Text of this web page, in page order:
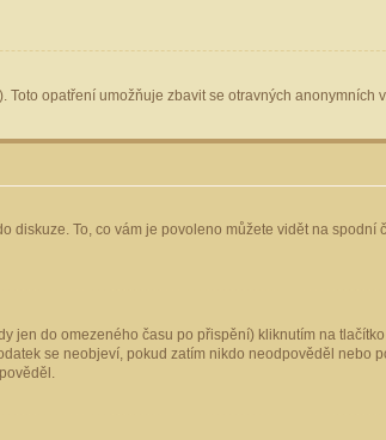
opatření umožňuje zbavit se otravných anonymních
To, co vám je povoleno můžete vidět na spodní
jen do omezeného času po přispění) kliknutím na tlačítko
se neobjeví, pokud zatím nikdo neodpověděl nebo